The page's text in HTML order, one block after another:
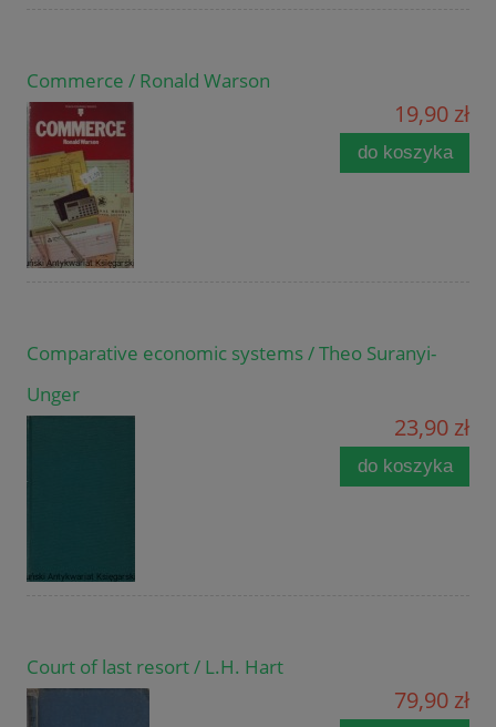
Commerce / Ronald Warson
19,90 zł
do koszyka
Comparative economic systems / Theo Suranyi-
Unger
23,90 zł
do koszyka
Court of last resort / L.H. Hart
79,90 zł